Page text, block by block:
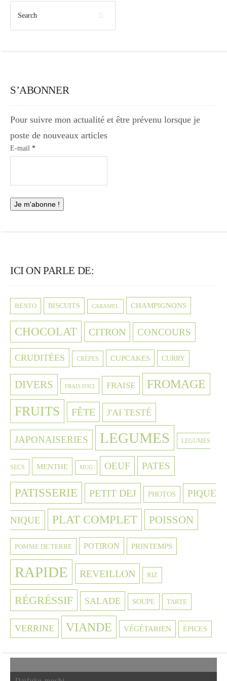
S’ABONNER
Pour suivre mon actualité et être prévenu lorsque je
poste de nouveaux articles
E-mail *
ICI ON PARLE DE:
BENTO BISCUITS CARAMEL CHAMPIGNONS
CHOCOLAT CITRON CONCOURS
CRUDITÉES CRÈPES CUPCAKES CURRY
DIVERS FRAIS D'ICI FRAISE FROMAGE
FRUITS FÊTE J'AI TESTÉ
JAPONAISERIES LEGUMES LEGUMES
SECS MENTHE MUG OEUF PATES
PATISSERIE PETIT DEJ PHOTOS PIQUE
NIQUE PLAT COMPLET POISSON
POMME DE TERRE POTIRON PRINTEMPS
RAPIDE REVEILLON RIZ
RÉGRÉSSIF SALADE SOUPE TARTE
VERRINE VIANDE VÉGÉTARIEN ÉPICES